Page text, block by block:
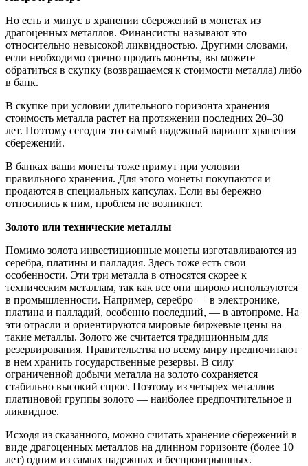
Но есть и минус в хранении сбережений в монетах из
драгоценных металлов. Финансисты называют это
относительно невысокой ликвидностью. Другими словами,
если необходимо срочно продать монеты, вы можете
обратиться в скупку (возвращаемся к стоимости металла) либо
в банк.
В скупке при условии длительного горизонта хранения
стоимость металла растет на протяжении последних 20–30
лет. Поэтому сегодня это самый надежный вариант хранения
сбережений.
В банках ваши монеты тоже примут при условии
правильного хранения. Для этого монеты покупаются и
продаются в специальных капсулах. Если вы бережно
относились к ним, проблем не возникнет.
Золото или технические металлы
Помимо золота инвестиционные монеты изготавливаются из
серебра, платины и палладия. Здесь тоже есть свои
особенности. Эти три металла в относятся скорее к
техническим металлам, так как все они широко используются
в промышленности. Например, серебро — в электронике,
платина и палладий, особенно последний, — в автопроме. На
эти отрасли и ориентируются мировые биржевые цены на
такие металлы. Золото же считается традиционным для
резервирования. Правительства по всему миру предпочитают
в нем хранить государственные резервы. В силу
ограниченной добычи металла на золото сохраняется
стабильно высокий спрос. Поэтому из четырех металлов
платиновой группы золото — наиболее предпочтительное и
ликвидное.
Исходя из сказанного, можно считать хранение сбережений в
виде драгоценных металлов на длинном горизонте (более 10
лет) одним из самых надежных и беспроигрышных.